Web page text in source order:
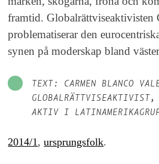
framtid. Globalrättviseaktivisten
problematiserar den
synen på moderskap bland
TEXT: CARMEN BLANCO
GLOBALRÄTTVISEAKTIVIST,
AKTIV I
2014/1 ,ursprungsfolk.